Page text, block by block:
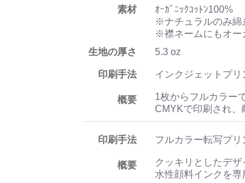
素材
ｵｰｶﾞﾆｯｸｺｯﾄﾝ100%
※ナチュラルのみ綿
※襟ネームにもオー
生地の厚さ
5.3 oz
印刷手法 インクジェットプリ
概要
1枚からフルカラー
CMYKで印刷され、
印刷手法 フルカラー転写プリ
概要
クッキリとしたデザ
水性顔料インクを